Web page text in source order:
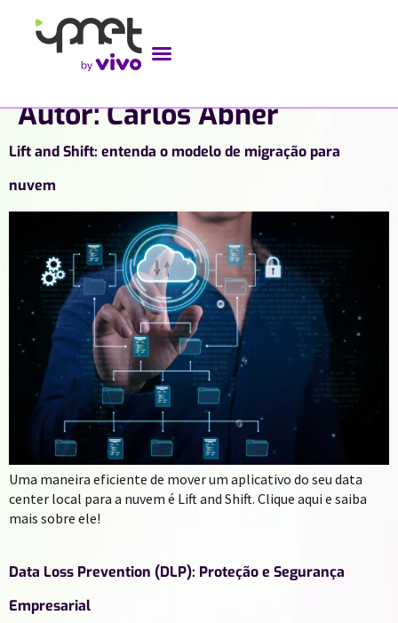
Autor:Carlos Abner
Lift and Shift: entenda o modelo de migração para
nuvem
Uma maneira eficiente de mover um aplicativo do seu data
center local para a nuvem é Lift and Shift. Clique aqui e saiba
mais sobre ele!
Data Loss Prevention (DLP): Proteção e Segurança
Empresarial